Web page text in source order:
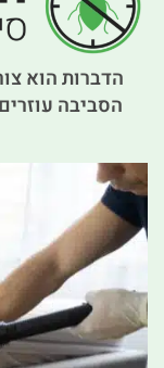
הדברות הוא
הסביבה